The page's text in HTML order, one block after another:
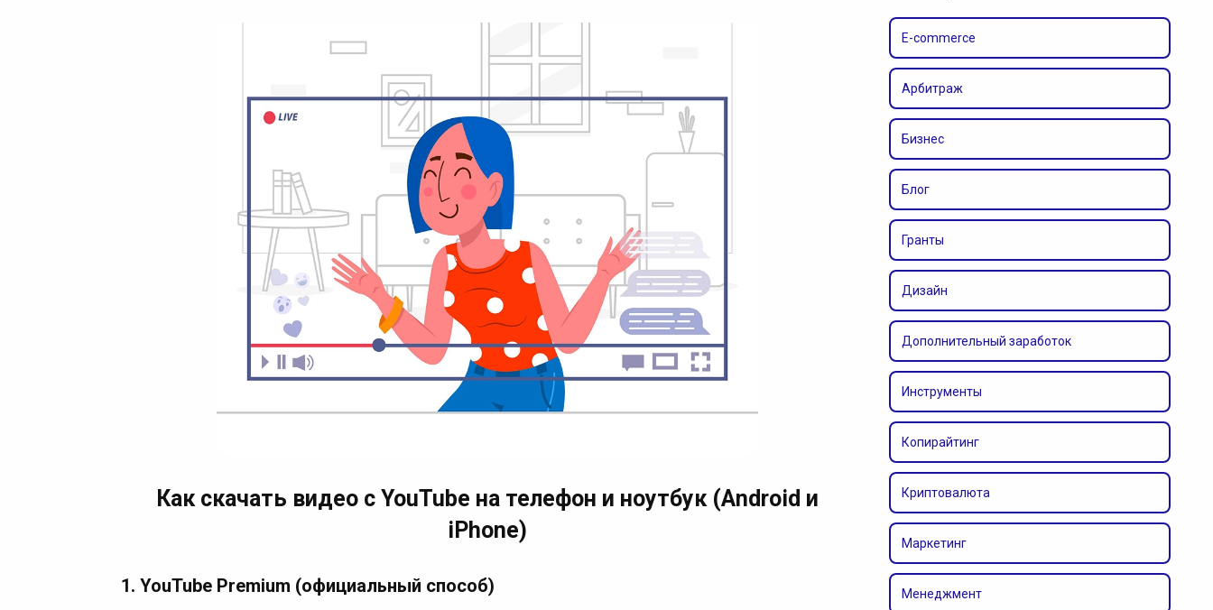
Как скачать видео с YouTube на телефон и ноутбук (Android и
iPhone)
1. YouTube Premium (официальный способ)
E-commerce
Арбитраж
Бизнес
Блог
Гранты
Дизайн
Дополнительный заработок
Инструменты
Копирайтинг
Криптовалюта
Маркетинг
Менеджмент